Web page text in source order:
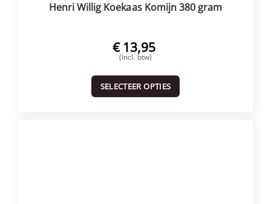
Henri Willig Koekaas Komijn 380 gram
€ 13,95
(Incl. btw)
SELECTEER OPTIES